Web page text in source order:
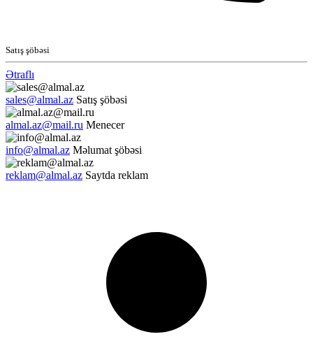
Satış şöbəsi
Ətraflı
sales@almal.az Satış şöbəsi
almal.az@mail.ru Menecer
info@almal.az Məlumat şöbəsi
reklam@almal.az Saytda reklam